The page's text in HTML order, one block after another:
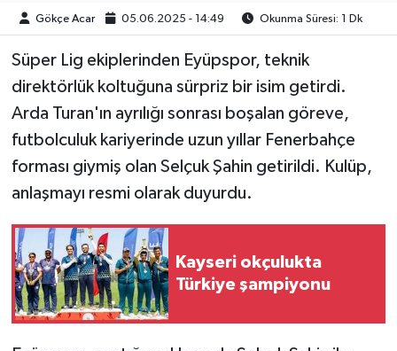
Gökçe Acar 05.06.2025 - 14:49 Okunma Süresi: 1 Dk
Süper Lig ekiplerinden Eyüpspor, teknik
direktörlük koltuğuna sürpriz bir isim getirdi.
Arda Turan'ın ayrılığı sonrası boşalan göreve,
futbolculuk kariyerinde uzun yıllar Fenerbahçe
forması giymiş olan Selçuk Şahin getirildi. Kulüp,
anlaşmayı resmi olarak duyurdu.
Kayseri okçulukta
Türkiye şampiyonu